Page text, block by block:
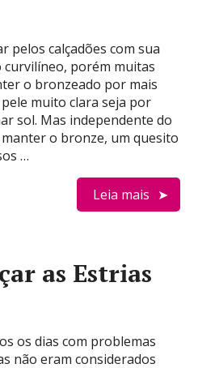
pelos calçadões com sua
porém muitas
o bronzeado por mais
muito clara seja por
sol. Mas independente do
o bronze, um quesito
…
Leia mais
as Estrias
os dias com problemas
não eram considerados